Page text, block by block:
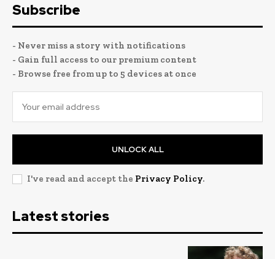
Subscribe
- Never miss a story with notifications
- Gain full access to our premium content
- Browse free from up to 5 devices at once
UNLOCK ALL
I've read and accept the Privacy Policy.
Latest stories